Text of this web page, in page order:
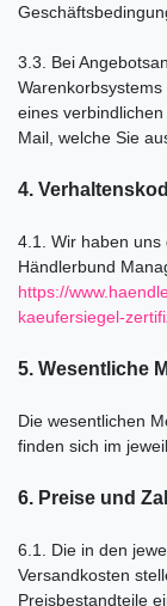
3.3. Bei
eines
Mail, welche Sie
4.
4.1. Wir haben
Händlerbund
https://
kaeufersiegel-
5. Wesentliche
Die wesentlichen
finden sich im
6. Preise und
6.1. Die in den
Versandkosten
Preisbestandteile